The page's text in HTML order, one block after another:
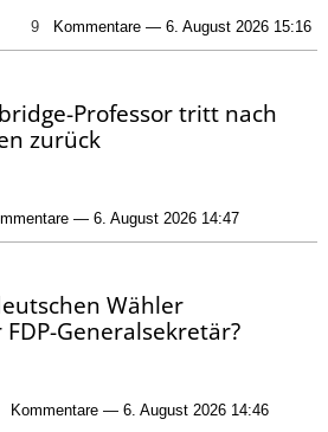
9 Kommentare — 6. August 2026 15:16
Professor tritt nach
zurück
— 6. August 2026 14:47
Wähler
Generalsekretär?
Kommentare — 6. August 2026 14:46